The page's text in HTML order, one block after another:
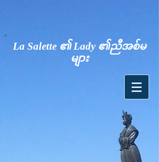
La Salette ၏ Lady ၏ညီအစ်မ
များ